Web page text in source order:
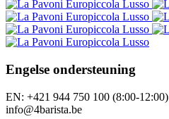
Engelse ondersteuning
EN: +421 944 750 100 (8:00-12:00)
info@4barista.be